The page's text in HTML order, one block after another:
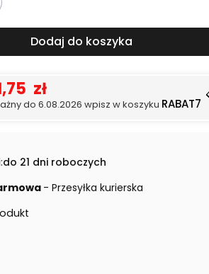
Dodaj do koszyka
zł
do 6.08.2026 wpisz w koszyku RABAT7
do 21 dni roboczych
- Przesyłka kurierska